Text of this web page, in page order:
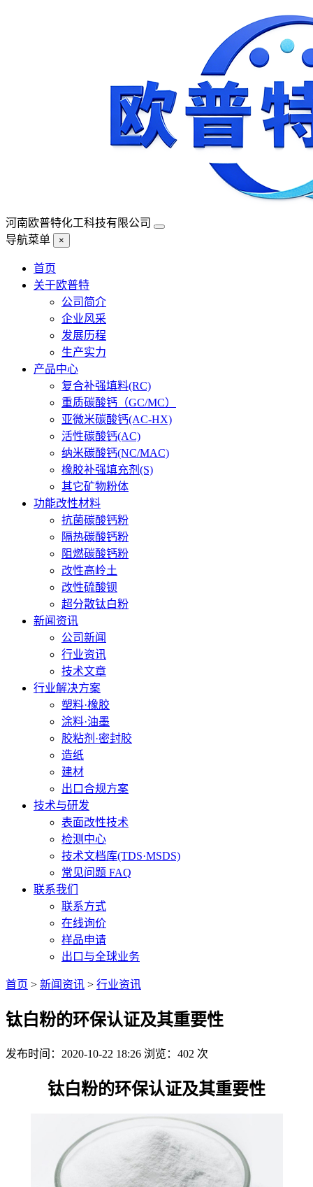
河南欧普特化工科技有限公司
导航菜单
×
首页
关于欧普特
公司简介
企业风采
发展历程
生产实力
产品中心
复合补强填料(RC)
重质碳酸钙（GC/MC）
亚微米碳酸钙(AC-HX)
活性碳酸钙(AC)
纳米碳酸钙(NC/MAC)
橡胶补强填充剂(S)
其它矿物粉体
功能改性材料
抗菌碳酸钙粉
隔热碳酸钙粉
阻燃碳酸钙粉
改性高岭土
改性硫酸钡
超分散钛白粉
新闻资讯
公司新闻
行业资讯
技术文章
行业解决方案
塑料·橡胶
涂料·油墨
胶粘剂·密封胶
造纸
建材
出口合规方案
技术与研发
表面改性技术
检测中心
技术文档库(TDS·MSDS)
常见问题 FAQ
联系我们
联系方式
在线询价
样品申请
出口与全球业务
首页 > 新闻资讯 > 行业资讯
钛白粉的环保认证及其重要性
发布时间：2020-10-22 18:26 浏览：402 次
钛白粉的环保认证及其重要性